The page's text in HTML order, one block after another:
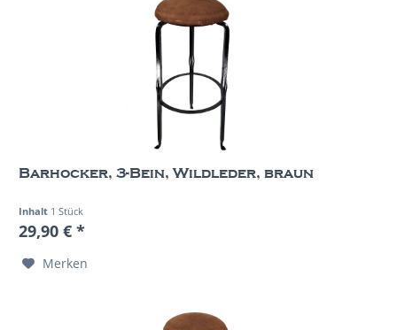
Barhocker, 3-Bein, Wildleder, braun
Inhalt 1 Stück
29,90 € *
Merken